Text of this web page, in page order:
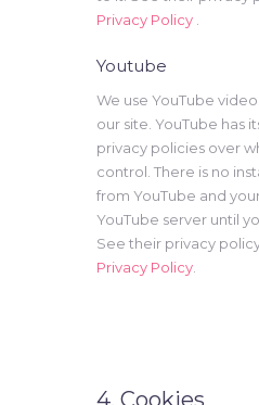
Privacy Policy
Youtube
We use YouTube
our site. YouTube has
privacy policies over
control. There is no
from YouTube and
YouTube server until
See their privacy
Privacy Policy
4. Cookies